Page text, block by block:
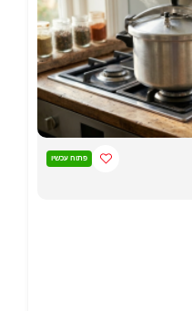
פתוח עכשיו